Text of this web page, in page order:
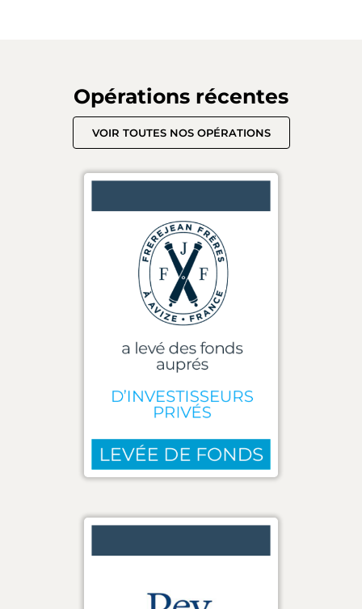
Opérations récentes
VOIR TOUTES NOS OPÉRATIONS